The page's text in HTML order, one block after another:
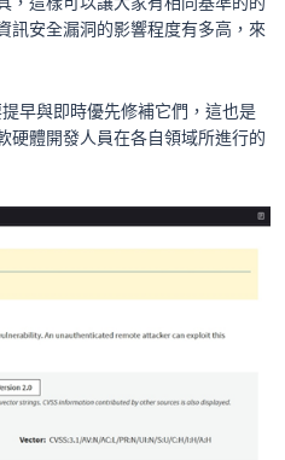
訊安全漏洞的影響程度有多高，來
早與即時優先修補它們，這也是
硬體開發人員在各自領域所進行的